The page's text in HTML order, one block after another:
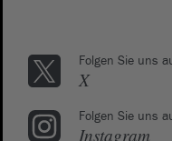
Folgen Sie uns
X
Folgen Sie uns
Instagram